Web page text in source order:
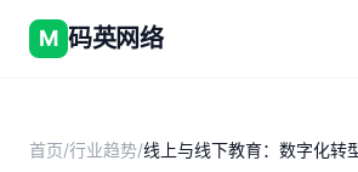
M 码英网络
首页/行业趋势/